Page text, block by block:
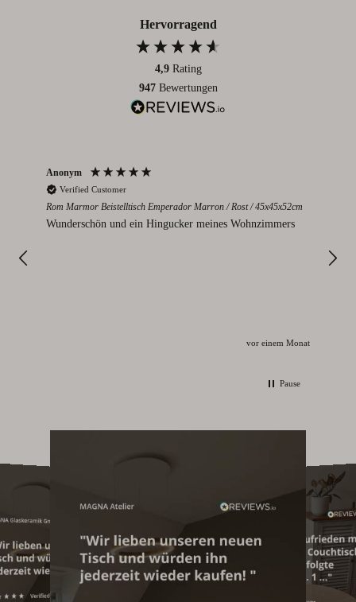
Hervorragend
4,9 Rating
947 Bewertungen
Anonym
Verified Customer
Rom Marmor Beistelltisch Emperador Marron / Rost / 45x45x52cm
Wunderschön und ein Hingucker meines Wohnzimmers
vor einem Monat
Pause